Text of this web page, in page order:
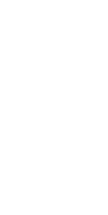
ポート体制の作り方